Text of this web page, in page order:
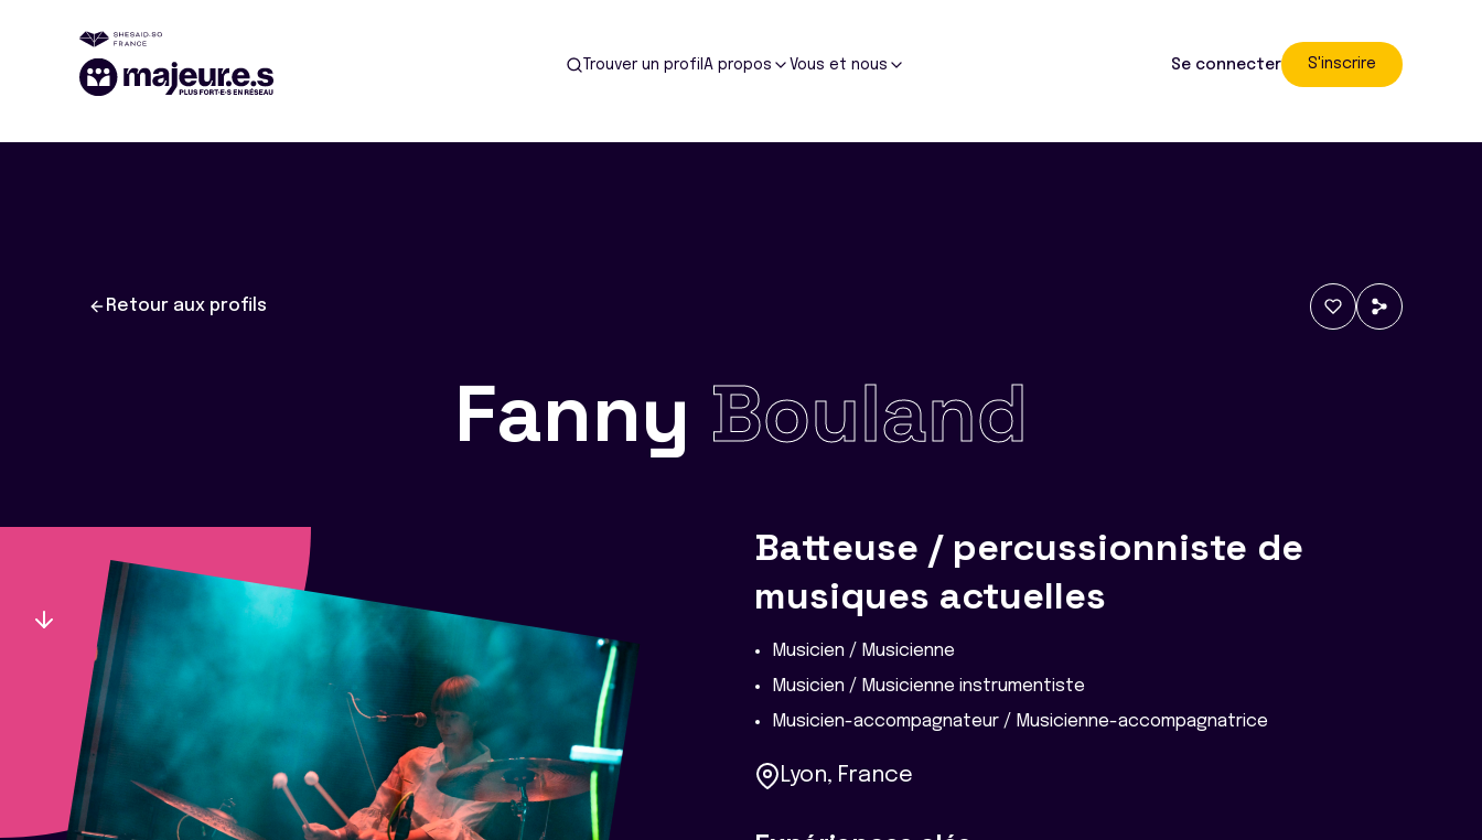
Trouver un profil A propos Vous et nous Se connecter S'inscrire
Retour aux profils
Fanny Bouland
Batteuse / percussionniste de
musiques actuelles
Musicien / Musicienne
Musicien / Musicienne instrumentiste
Musicien-accompagnateur / Musicienne-accompagnatrice
Lyon, France